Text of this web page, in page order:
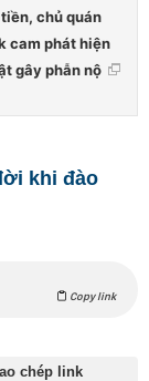
chủ quán
cam phát hiện
gây phẫn nộ
khi đào
Copy link
chép link